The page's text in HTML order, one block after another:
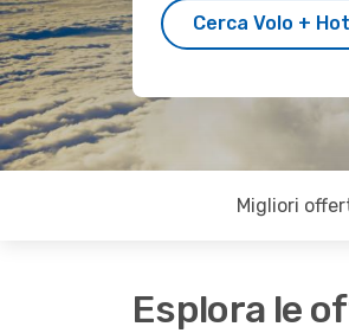
Cerca Volo +
Migliori
Esplora le